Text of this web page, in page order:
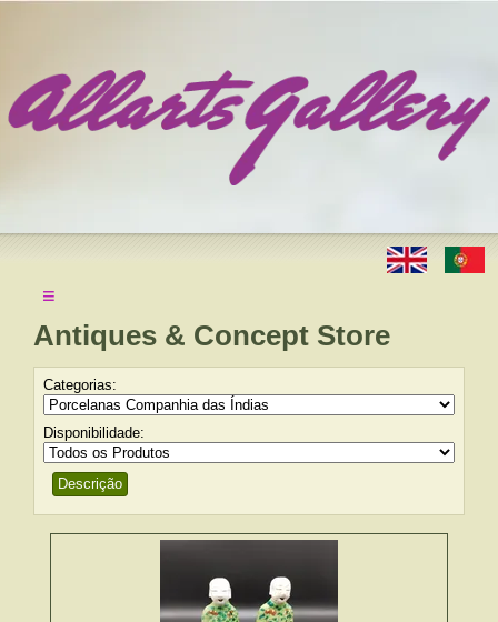
≡
Antiques & Concept Store
Categorias:
Disponibilidade:
Descrição